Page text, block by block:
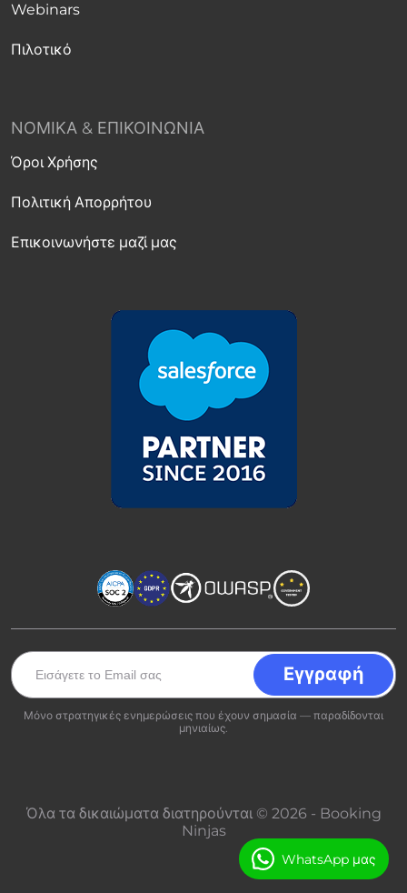
Webinars
Πιλοτικό
ΝΟΜΙΚΆ & ΕΠΙΚΟΙΝΩΝΊΑ
Όροι Χρήσης
Πολιτική Απορρήτου
Επικοινωνήστε μαζί μας
Μόνο στρατηγικές ενημερώσεις που έχουν σημασία — παραδίδονται
μηνιαίως.
Όλα τα δικαιώματα διατηρούνται © 2026 - Booking
Ninjas
WhatsApp μας